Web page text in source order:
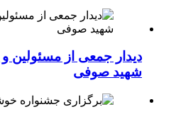
دیدار جمعی از مسئولین و
شهید صوفی